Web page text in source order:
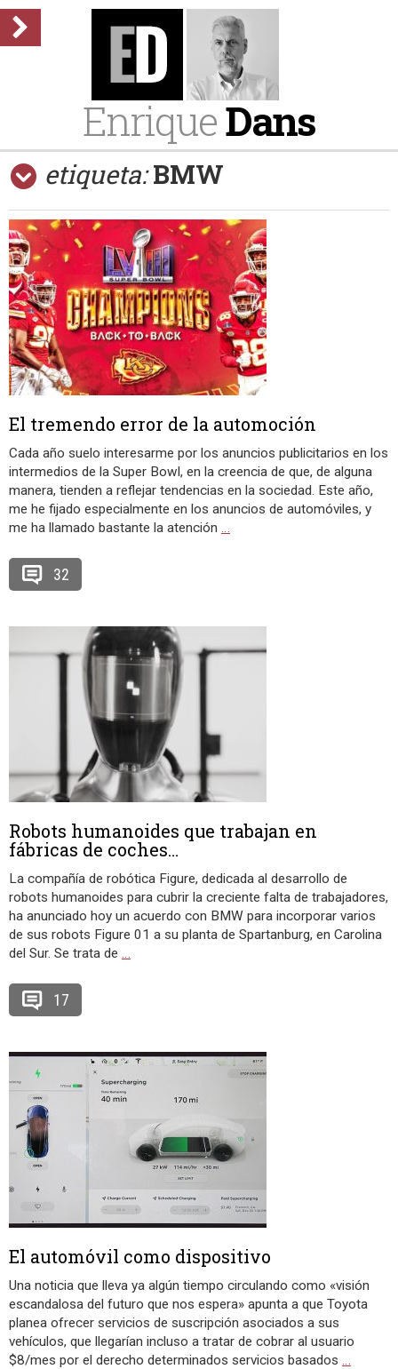
EnriqueDans
etiqueta: BMW
El tremendo error de la automoción
Cada año suelo interesarme por los anuncios publicitarios en los
intermedios de la Super Bowl, en la creencia de que, de alguna
manera, tienden a reflejar tendencias en la sociedad. Este año,
me he fijado especialmente en los anuncios de automóviles, y
me ha llamado bastante la atención …
32
Robots humanoides que trabajan en
fábricas de coches…
La compañía de robótica Figure, dedicada al desarrollo de
robots humanoides para cubrir la creciente falta de trabajadores,
ha anunciado hoy un acuerdo con BMW para incorporar varios
de sus robots Figure 01 a su planta de Spartanburg, en Carolina
del Sur. Se trata de …
17
El automóvil como dispositivo
Una noticia que lleva ya algún tiempo circulando como «visión
escandalosa del futuro que nos espera» apunta a que Toyota
planea ofrecer servicios de suscripción asociados a sus
vehículos, que llegarían incluso a tratar de cobrar al usuario
$8/mes por el derecho determinados servicios basados …